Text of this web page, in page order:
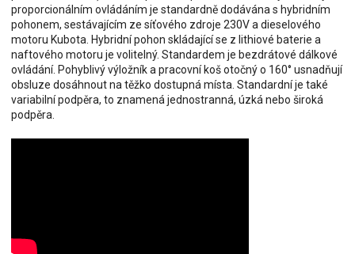
proporcionálním ovládáním je standardně dodávána s hybridním
pohonem, sestávajícím ze síťového zdroje 230V a dieselového
motoru Kubota. Hybridní pohon skládající se z lithiové baterie a
naftového motoru je volitelný. Standardem je bezdrátové dálkové
ovládání. Pohyblivý výložník a pracovní koš otočný o 160° usnadňují
obsluze dosáhnout na těžko dostupná místa. Standardní je také
variabilní podpěra, to znamená jednostranná, úzká nebo široká
podpěra.